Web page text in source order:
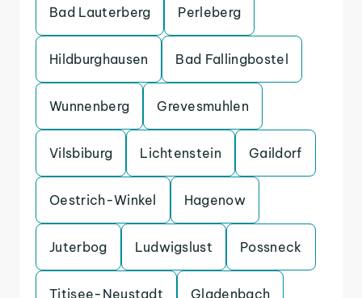
Bad Lauterberg Perleberg
Hildburghausen Bad Fallingbostel
Wunnenberg Grevesmuhlen
Vilsbiburg Lichtenstein Gaildorf
Oestrich-Winkel Hagenow
Juterbog Ludwigslust Possneck
Titisee-Neustadt Gladenbach